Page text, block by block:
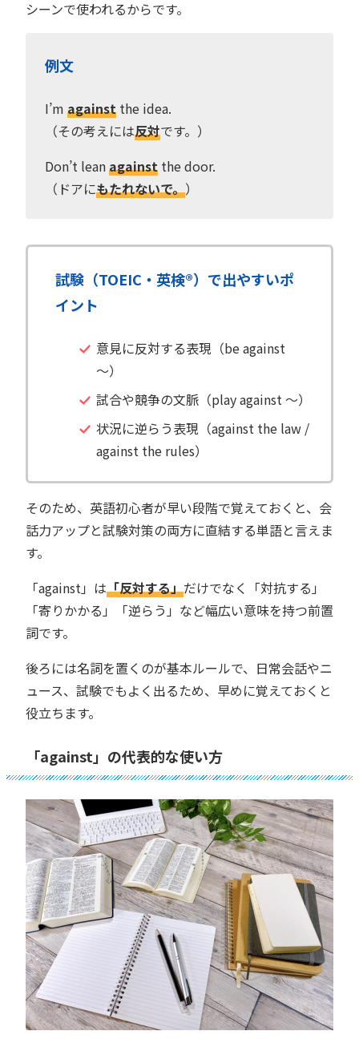
シーンで使われるからです。
例文
I’m against the idea.
（その考えには反対です。）
Don’t leanagainst the door.
（ドアにもたれないで。）
試験（TOEIC・英検®）で出やすいポ
イント
意見に反対する表現（be against
〜）
試合や競争の文脈（play against 〜）
状況に逆らう表現（against the law /
against the rules）
そのため、英語初心者が早い段階で覚えておくと、会
話力アップと試験対策の両方に直結する単語と言えま
す。
「against」は「反対する」だけでなく「対抗する」
「寄りかかる」「逆らう」など幅広い意味を持つ前置
詞です。
後ろには名詞を置くのが基本ルールで、日常会話やニ
ュース、試験でもよく出るため、早めに覚えておくと
役立ちます。
「against」の代表的な使い方